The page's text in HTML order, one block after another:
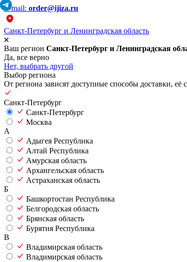
E-mail: order@ijiza.ru
Санкт-Петербург и Ленинградская область
Ваш регион Санкт-Петербург и Ленинградская
Да, все верно
Нет, выбрать другой
Выбор региона
От региона зависят доступные способы доставки, её
Санкт-Петербург
Санкт-Петербург
Москва
А
Адыгея Республика
Алтай Республика
Амурская область
Архангельская область
Астраханская область
Б
Башкортостан Республика
Белгородская область
Брянская область
Бурятия Республика
В
Владимирская область
Владимирская область